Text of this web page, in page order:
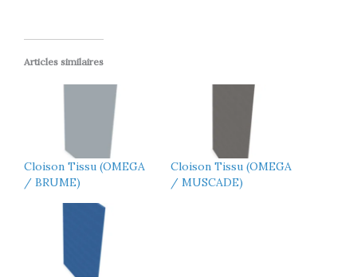
Articles similaires
Cloison Tissu (OMEGA
/ BRUME)
Cloison Tissu (OMEGA
/ MUSCADE)